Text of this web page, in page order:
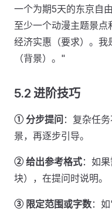
一个为期5天的东京自
至少一个动漫主题景
经济实惠（要求）。我
（背景）。"
5.2 进阶技巧
① 分步提问 ：复杂任
景，再逐步引导。
② 给出参考格式：如
块），在提问时说明。
③ 限定范围或字数：